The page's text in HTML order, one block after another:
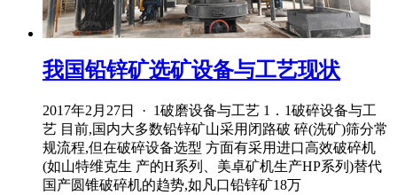
我国铅锌矿选矿设备与工艺现状
2017年2月27日 · 1破磨设备与工艺 1．1破碎设备与工
艺 目前,国内大多数铅锌矿山采用闭路破 碎(洗矿)筛分常
规流程,但在破碎设备选型 方面有采用进口高效破碎机
(如山特维克生 产的H系列、美卓矿机生产HP系列)替代
国产圆锥破碎机的趋势,如凡口铅锌矿18万